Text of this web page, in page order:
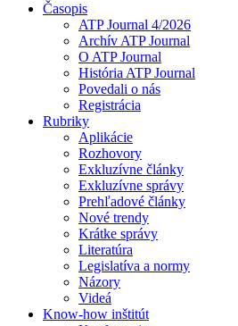
Časopis
ATP Journal 4/2026
Archív ATP Journal
O ATP Journal
História ATP Journal
Povedali o nás
Registrácia
Rubriky
Aplikácie
Rozhovory
Exkluzívne články
Exkluzívne správy
Prehľadové články
Nové trendy
Krátke správy
Literatúra
Legislatíva a normy
Názory
Videá
Know-how inštitút